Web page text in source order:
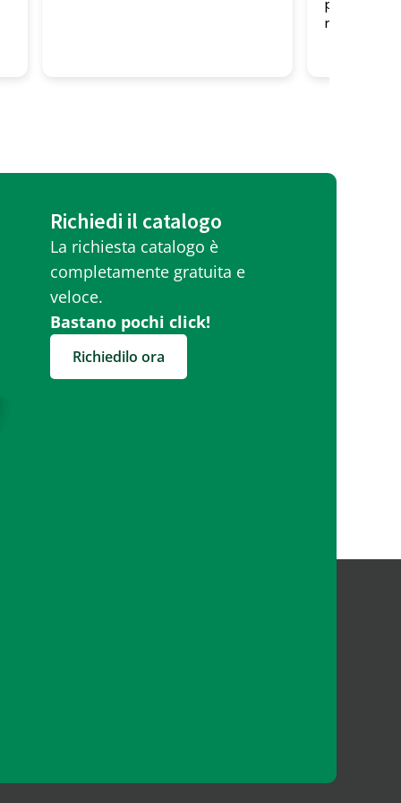
Richiedi il catalogo
La richiesta catalogo è
completamente gratuita e
veloce.
Bastano pochi click!
Richiedilo ora